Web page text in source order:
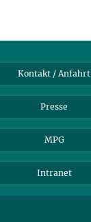
Kontakt / Anfahrt
Presse
MPG
Intranet